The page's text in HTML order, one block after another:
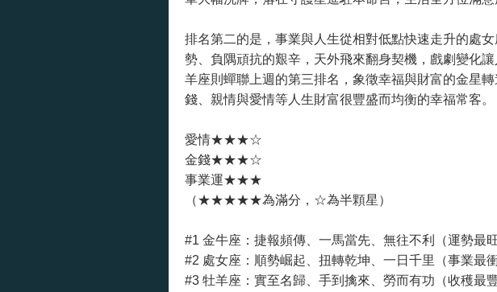
排名第二的是，事業與人生從相對低點快速走升的處
勢、負隅頑抗的艱辛，天外飛來翻身契機，戲劇變化
羊座則蟬聯上週的第三排名，象徵幸福與財富的金星
錢、親情與愛情等人生財富很豐盛而均衡的幸福常客。
愛情★★★☆
金錢★★★☆
事業運★★★
（★★★★★為滿分，☆為半顆星）
#1 金牛座：捷報頻傳、一馬當先、無往不利（運勢最旺
#2 處女座：順勢崛起、扭轉乾坤、一日千里（事業最衝
#3 牡羊座：實至名歸、手到擒來、勞而有功（收穫最豐